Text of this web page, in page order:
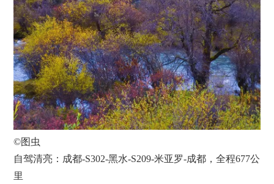
©图虫
自驾清亮：成都-S302-黑水-S209-米亚罗-成都，全程677公
里